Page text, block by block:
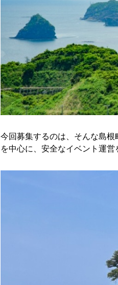
今回募集するのは、そんな島
を中心に、安全なイベント運営